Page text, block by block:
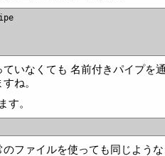
いなくても 名前付きパイプを
ね。
す。
ファイルを使っても同じよう